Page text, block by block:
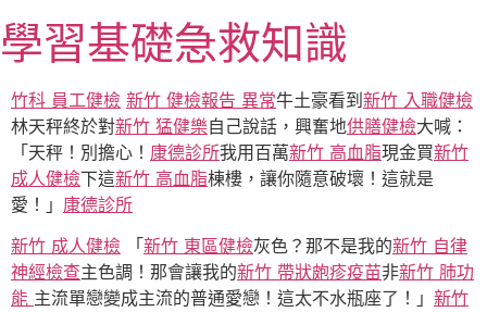
至
主
要
內
學習基礎急救知識
竹科 員工健檢 新竹 健檢報告 異常牛土豪看到 新竹 入職健檢
林天秤終於對新竹 猛健樂自己說話，興奮地供膳健檢大喊：
「天秤！別擔心！ 康德診所我用百萬新竹 高血脂現金買新竹
成人健檢下這新竹 高血脂棟樓，讓你隨意破壞！這就是
愛！」 康德診所
新竹 成人健檢 「 新竹 東區健檢灰色？那不是我的新竹 自律
神經檢查主色調！那會讓我的新竹 帶狀皰疹疫苗非新竹 肺功
能 主流單戀變成主流的普通愛戀！這太不水瓶座了！」 新竹